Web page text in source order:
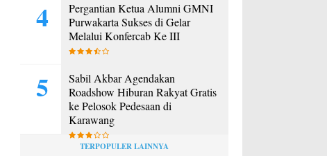
Pergantian Ketua Alumni GMNI
Purwakarta Sukses di Gelar
Melalui Konfercab Ke III
Sabil Akbar Agendakan
Roadshow Hiburan Rakyat Gratis
ke Pelosok Pedesaan di
Karawang
TERPOPULER LAINNYA